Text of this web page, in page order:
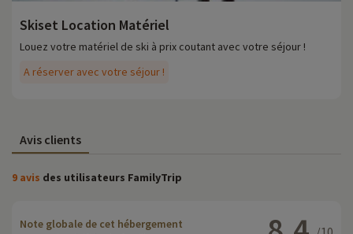
Skiset Location Matériel
A réserver avec votre séjour !
Louez votre matériel de ski à prix coutant avec votre séjour !
Avis clients
9 avis des utilisateurs FamilyTrip
Note globale de cet hébergement